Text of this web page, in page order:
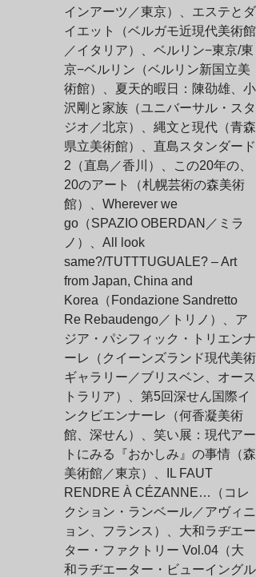
インアーツ／東京）、エステとダ
イエット（ベルガモ近現代美術館
／イタリア）、ベルリン−東京/東
京−ベルリン（ベルリン新国立美
術館）、夏天的暇日：陳劭雄、小
沢剛と家族（ユニバーサル・スタ
ジオ／北京）、縄文と現代（青森
県立美術館）、直島スタンダード
2（直島／香川）、この20年の、
20のアート（札幌芸術の森美術
館）、Wherever we
go（SPAZIO OBERDAN／ミラ
ノ）、All look
same?/TUTTTUGUALE? – Art
from Japan, China and
Korea（Fondazione Sandretto
Re Rebaudengo／トリノ）、ア
ジア・パシフィック・トリエンナ
ーレ（クイーンズランド現代美術
ギャラリー／ブリスベン、オース
トラリア）、第5回深せん国際イ
ンクビエンナーレ（何香凝美術
館、深せん）、笑い展：現代アー
トにみる『おかしみ』の事情（森
美術館／東京）、IL FAUT
RENDRE À CÉZANNE…（コレ
クション・ランベール／アヴィニ
ョン、フランス）、大和ラヂエー
ター・ファクトリー Vol.04（大
和ラヂエーター・ビューイングル